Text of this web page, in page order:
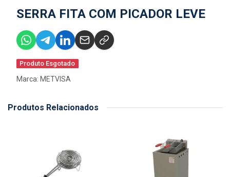
SERRA FITA COM PICADOR LEVE
Produto Esgotado
Marca: METVISA
Produtos Relacionados